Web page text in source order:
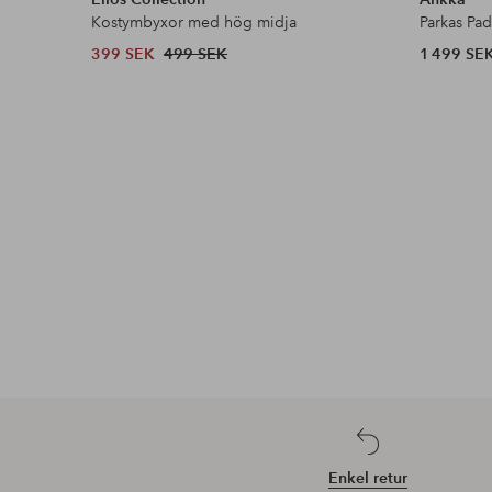
Kostymbyxor med hög midja
399 SEK 499 SEK
Parkas
1 499
Enkel retur